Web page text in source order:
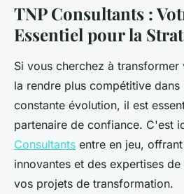
TNP Consultants :
Essentiel pour la
Si vous cherchez à
la rendre plus compétitive dans
constante évolution, il est
partenaire de confiance. C'est
Consultants entre en jeu,
innovantes et des expertises
vos projets de transformation.